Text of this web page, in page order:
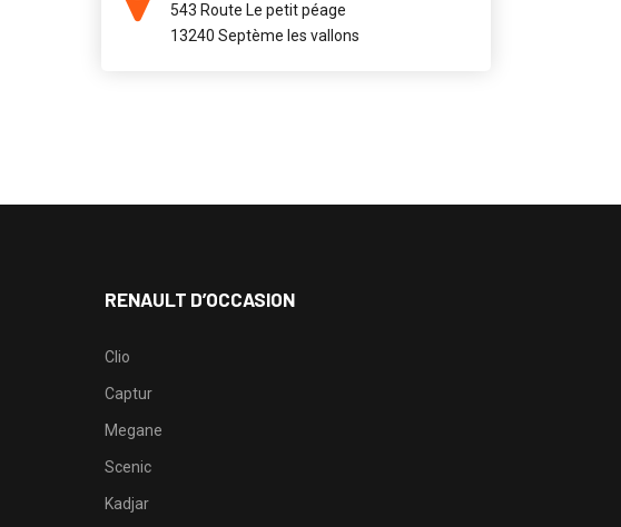
543 Route Le petit péage
13240 Septème les vallons
RENAULT D’OCCASION
Clio
Captur
Megane
Scenic
Kadjar